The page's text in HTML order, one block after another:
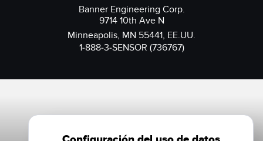
Banner Engineering Corp.
9714 10th Ave N
Minneapolis, MN 55441, EE.UU.
1-888-3-SENSOR (736767)